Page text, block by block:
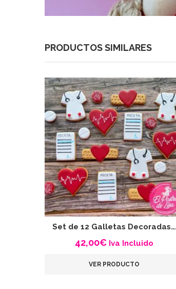
PRODUCTOS SIMILARES
Set de 12 Galletas Decoradas…
42,00€ Iva Incluido
VER PRODUCTO